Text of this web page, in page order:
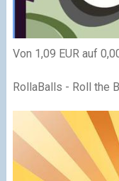
Von 1,09 EUR auf
RollaBalls - Roll the